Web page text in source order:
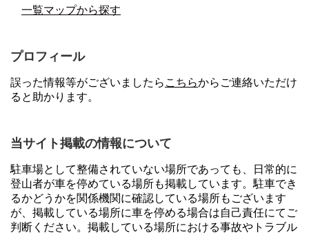
一覧マップから探す
プロフィール
誤った情報等がございましたら こちらからご連絡いただけ
ると助かります。
当サイト掲載の情報について
駐車場として整備されていない場所であっても、日常的に
登山者が車を停めている場所も掲載しています。駐車でき
るかどうかを関係機関に確認している場所もございます
が、掲載している場所に車を停める場合は自己責任にてご
判断ください。掲載している場所における事故やトラブル